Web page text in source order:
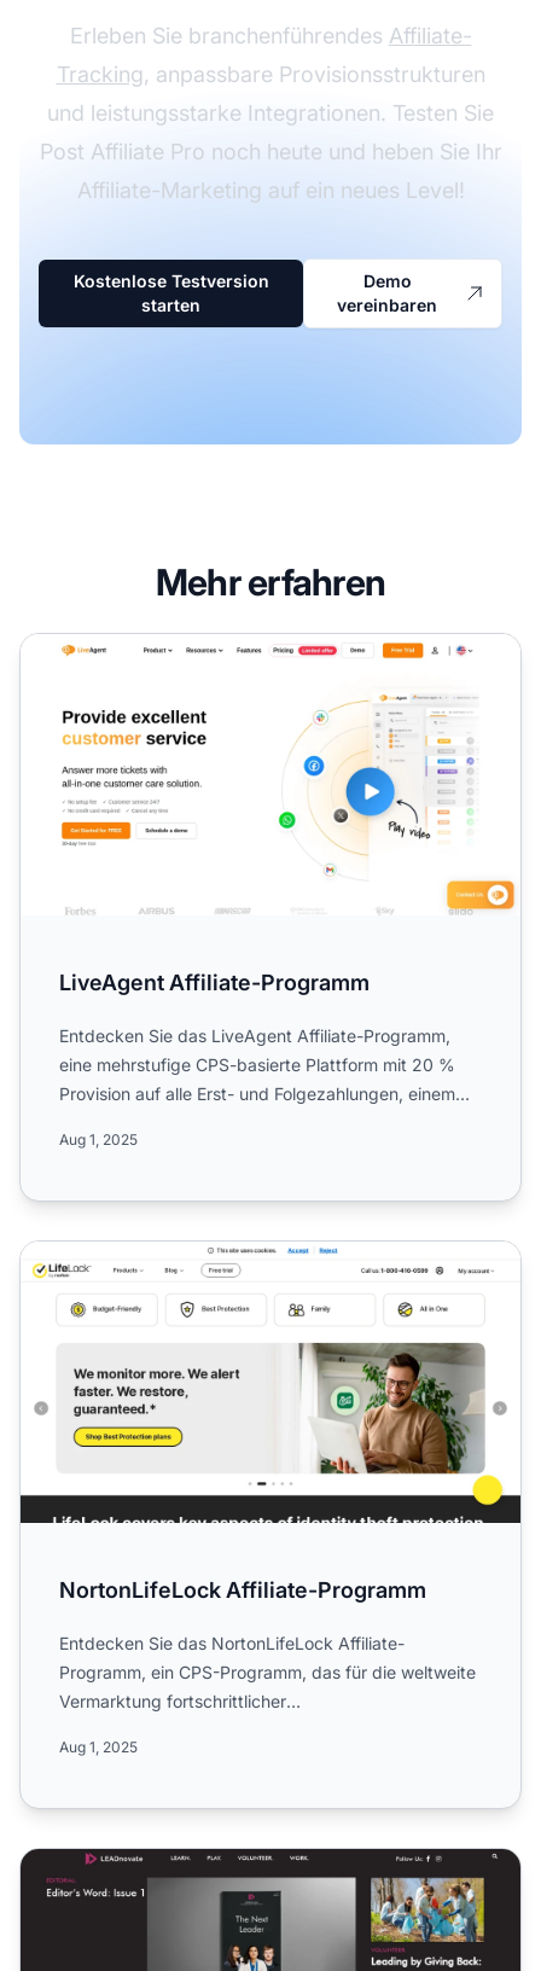
Erleben Sie branchenführendes Affiliate-
Tracking, anpassbare Provisionsstrukturen
und leistungsstarke Integrationen. Testen Sie
Post Affiliate Pro noch heute und heben Sie Ihr
Affiliate-Marketing auf ein neues Level!
Kostenlose Testversion
starten
Demo
vereinbaren
Mehr erfahren
LiveAgent Affiliate-Programm
LiveAgent Affiliate-Programm
Entdecken Sie das LiveAgent Affiliate-Programm,
eine mehrstufige CPS-basierte Plattform mit 20 %
Provision auf alle Erst- und Folgezahlungen, einem
Aug 1, 2025
NortonLifeLock Affiliate-Programm
NortonLifeLock Affiliate-Programm
Entdecken Sie das NortonLifeLock Affiliate-
Programm, ein CPS-Programm, das für die weltweite
Vermarktung fortschrittlicher
Aug 1, 2025
Leadnovate Affiliate-Programm